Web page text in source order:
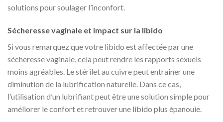
solutions pour soulager l’inconfort.
Sécheresse vaginale et impact sur la libido
Si vous remarquez que votre libido est affectée par une
sécheresse vaginale, cela peut rendre les rapports sexuels
moins agréables. Le stérilet au cuivre peut entraîner une
diminution de la lubrification naturelle. Dans ce cas,
l’utilisation d’un lubrifiant peut être une solution simple pour
améliorer le confort et retrouver une libido plus épanouie.